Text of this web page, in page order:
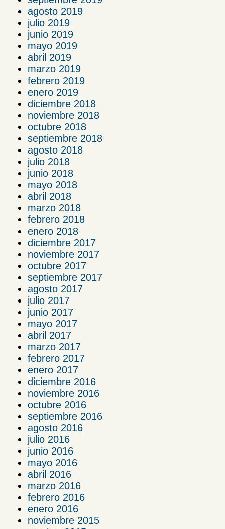
agosto 2019
julio 2019
junio 2019
mayo 2019
abril 2019
marzo 2019
febrero 2019
enero 2019
diciembre 2018
noviembre 2018
octubre 2018
septiembre 2018
agosto 2018
julio 2018
junio 2018
mayo 2018
abril 2018
marzo 2018
febrero 2018
enero 2018
diciembre 2017
noviembre 2017
octubre 2017
septiembre 2017
agosto 2017
julio 2017
junio 2017
mayo 2017
abril 2017
marzo 2017
febrero 2017
enero 2017
diciembre 2016
noviembre 2016
octubre 2016
septiembre 2016
agosto 2016
julio 2016
junio 2016
mayo 2016
abril 2016
marzo 2016
febrero 2016
enero 2016
noviembre 2015